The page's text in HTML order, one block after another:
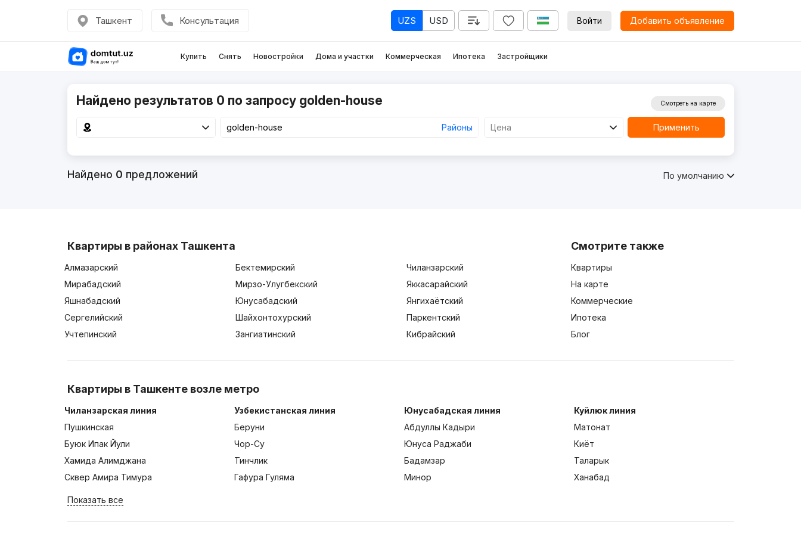
Ташкент Консультация UZS USD Войти Добавить объявление
Купить Снять Новостройки Дома и участки Коммерческая Ипотека Застройщики
Найдено результатов 0 по запросу golden-house
Районы Цена
Смотреть на карте
Применить
Найдено 0 предложений По умолчанию
Квартиры в районах Ташкента
Алмазарский Бектемирский
Чиланзарский
Мирабадский
Мирзо-Улугбекский
Яккасарайский
Яшнабадский
Юнусабадский
Янгихаётский
Сергелийский
Шайхонтохурский
Паркентский
Учтепинский
Зангиатинский Кибрайский
Смотрите также
Квартиры
На карте
Коммерческие
Ипотека
Блог
Квартиры в Ташкенте возле метро
Чиланзарская линия
Пушкинская
Буюк Ипак Йули
Хамида Алимджана
Сквер Амира Тимура
Узбекистанская линия
Беруни
Чор-Су
Тинчлик
Гафура Гуляма
Юнусабадская линия
Абдуллы Кадыри
Юнуса Раджаби
Бадамзар
Минор
Куйлюк линия
Матонат
Киёт
Таларык
Ханабад
Показать все